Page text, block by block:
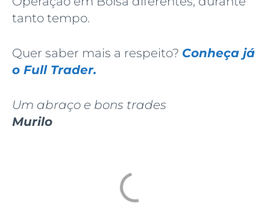
tanto tempo.
Quer saber mais a respeito? Conheça já
o Full Trader.
Um abraço e bons trades
Murilo